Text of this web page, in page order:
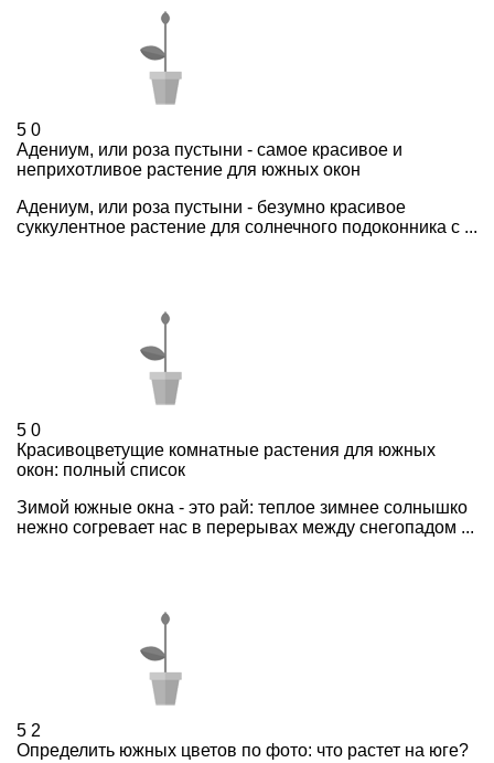
5 0
Адениум, или роза пустыни - самое красивое и
неприхотливое растение для южных окон
Адениум, или роза пустыни - безумно красивое
суккулентное растение для солнечного подоконника с ...
5 0
Красивоцветущие комнатные растения для южных
окон: полный список
Зимой южные окна - это рай: теплое зимнее солнышко
нежно согревает нас в перерывах между снегопадом ...
5 2
Определить южных цветов по фото: что растет на юге?